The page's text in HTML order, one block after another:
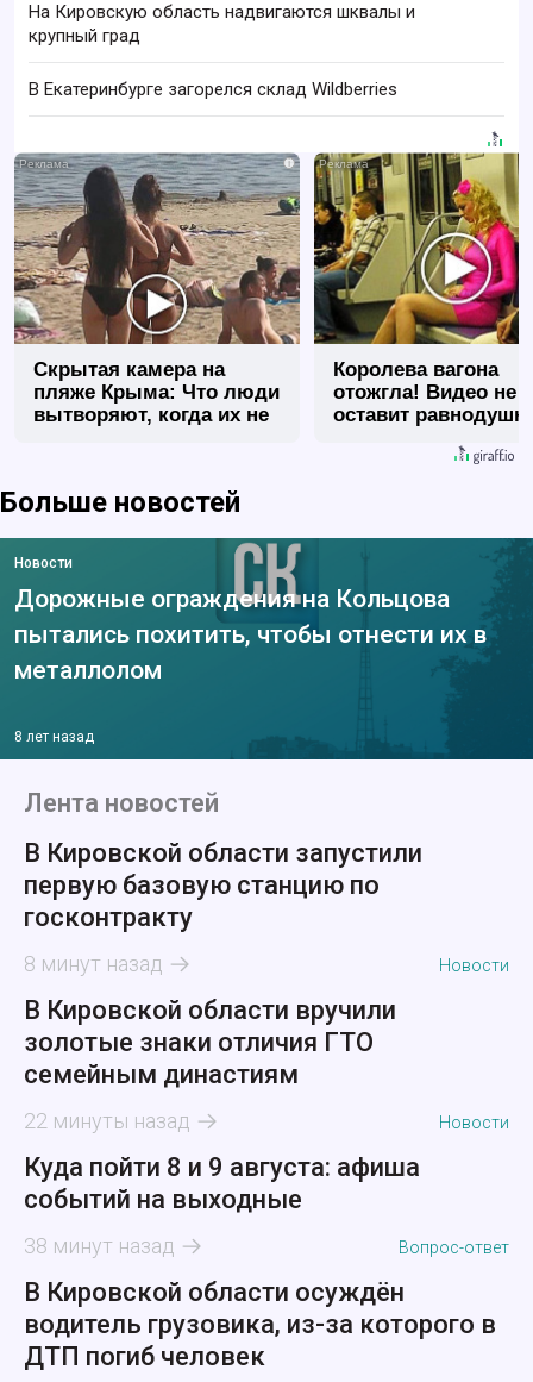
На Кировскую область надвигаются шквалы и
крупный град
В Екатеринбурге загорелся склад Wildberries
i
Скрытая камера на
пляже Крыма: Что люди
вытворяют, когда их не
Королева вагона
отожгла! Видео не
оставит
Больше новостей
Новости
Дорожные ограждения на Кольцова
пытались похитить, чтобы отнести их в
металлолом
8 лет назад
Лента новостей
В Кировской области запустили
первую базовую станцию по
госконтракту
8 минут назад Новости
В Кировской области вручили
золотые знаки отличия ГТО
семейным династиям
22 минуты назад Новости
Куда пойти 8 и 9 августа: афиша
событий на выходные
38 минут назад Вопрос-ответ
В Кировской области осуждён
водитель грузовика, из-за которого в
ДТП погиб человек